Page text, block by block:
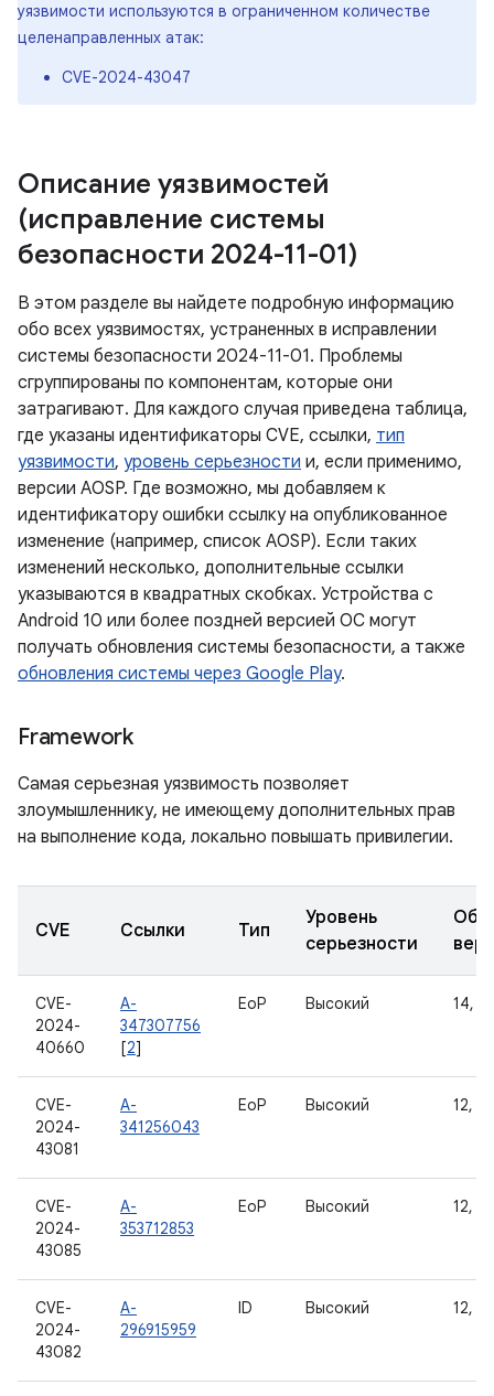
уязвимости используются в ограниченном количестве
целенаправленных атак:
CVE-2024-43047
Описание уязвимостей
(исправление системы
безопасности 2024-11-01)
В этом разделе вы найдете подробную информацию
обо всех уязвимостях, устраненных в исправлении
системы безопасности 2024-11-01. Проблемы
сгруппированы по компонентам, которые они
затрагивают. Для каждого случая приведена таблица,
где указаны идентификаторы CVE, ссылки, тип
уязвимости, уровень серьезности и, если применимо,
версии AOSP. Где возможно, мы добавляем к
идентификатору ошибки ссылку на опубликованное
изменение (например, список AOSP). Если таких
изменений несколько, дополнительные ссылки
указываются в квадратных скобках. Устройства с
Android 10 или более поздней версией ОС могут
получать обновления системы безопасности, а также
обновления системы через Google Play.
Framework
Самая серьезная уязвимость позволяет
злоумышленнику, не имеющему дополнительных прав
на выполнение кода, локально повышать привилегии.
CVE Ссылки Тип
Уровень
серьезности
CVE-
2024-
40660
A-
347307756
[2]
EoP Высокий 14, 15
CVE-
2024-
43081
A-
341256043
EoP Высокий 12,
CVE-
2024-
43085
A-
353712853
EoP Высокий 12,
CVE-
2024-
43082
A-
296915959
ID Высокий 12,